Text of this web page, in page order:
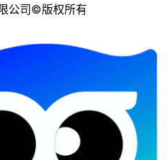
公司©版权所有